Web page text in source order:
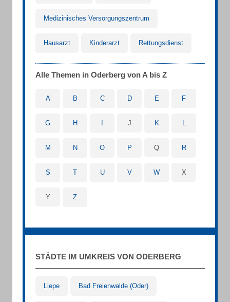
Medizinisches Versorgungszentrum
Hausarzt Kinderarzt Rettungsdienst
Alle Themen in Oderberg von A bis Z
A B C D E F
G H J K L
M N O P Q R
S T U V W X
Y Z
STÄDTE IM UMKREIS VON ODERBERG
Liepe Bad Freienwalde (Oder)